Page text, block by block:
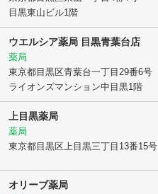
目黒東山ビル1階
ウエルシア薬局 目黒青葉台店
薬局
東京都目黒区青葉台一丁目29番6号
ライオンズマンション中目黒1階
上目黒薬局
薬局
東京都目黒区上目黒三丁目13番15号
オリーブ薬局